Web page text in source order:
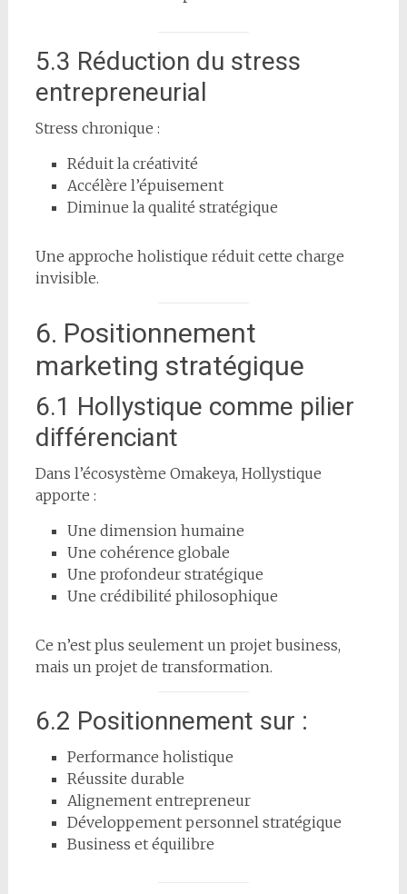
5.3 Réduction du stress
entrepreneurial
Stress chronique :
Réduit la créativité
Accélère l’épuisement
Diminue la qualité stratégique
Une approche holistique réduit cette charge
invisible.
6. Positionnement
marketing stratégique
6.1 Hollystique comme pilier
différenciant
Dans l’écosystème Omakeya, Hollystique
apporte :
Une dimension humaine
Une cohérence globale
Une profondeur stratégique
Une crédibilité philosophique
Ce n’est plus seulement un projet business,
mais un projet de transformation.
6.2 Positionnement sur :
Performance holistique
Réussite durable
Alignement entrepreneur
Développement personnel stratégique
Business et équilibre